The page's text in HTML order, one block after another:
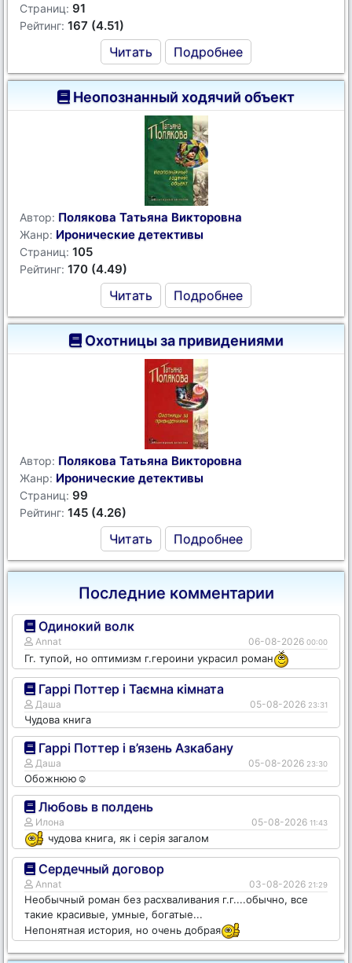
Страниц: 91
Рейтинг: 167 (4.51)
Читать Подробнее
Неопознанный ходячий объект
Автор: Полякова Татьяна Викторовна
Жанр: Иронические детективы
Страниц: 105
Рейтинг: 170 (4.49)
Читать Подробнее
Охотницы за привидениями
Автор: Полякова Татьяна Викторовна
Жанр: Иронические детективы
Страниц: 99
Рейтинг: 145 (4.26)
Читать Подробнее
Последние комментарии
Одинокий волк
Annat 06-08-2026 00:00
Гг. тупой, но оптимизм г.героини украсил роман
Гаррі Поттер і Таємна кімната
Даша 05-08-2026 23:31
Чудова книга
Гаррі Поттер і в’язень Азкабану
Даша 05-08-2026 23:30
Обожнюю☺️
Любовь в полдень
Илона 05-08-2026 11:43
чудова книга, як і серія загалом
Сердечный договор
Annat 03-08-2026 21:29
Необычный роман без расхваливания г.г....обычно, все
такие красивые, умные, богатые...
Непонятная история, но очень добрая